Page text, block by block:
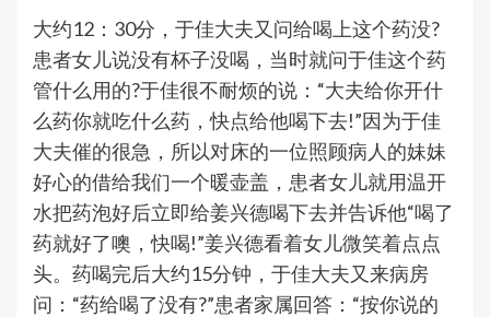
大约12：30分，于佳大夫又问给喝上这个药没?
患者女儿说没有杯子没喝，当时就问于佳这个药
管什么用的?于佳很不耐烦的说：“大夫给你开什
么药你就吃什么药，快点给他喝下去!”因为于佳
大夫催的很急，所以对床的一位照顾病人的妹妹
好心的借给我们一个暖壶盖，患者女儿就用温开
水把药泡好后立即给姜兴德喝下去并告诉他“喝了
药就好了噢，快喝!”姜兴德看着女儿微笑着点点
头。药喝完后大约15分钟，于佳大夫又来病房
问：“药给喝了没有?”患者家属回答：“按你说的